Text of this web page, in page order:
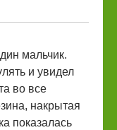
мальчик.
и увидел
во все
накрытая
показалась